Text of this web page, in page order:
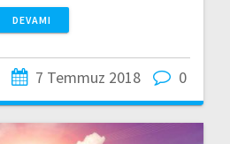
DEVAMI
7 Temmuz 2018 0